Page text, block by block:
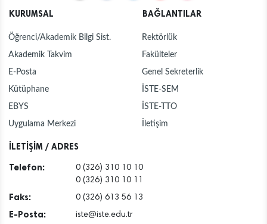
KURUMSAL
Öğrenci/Akademik Bilgi Sist.
Akademik Takvim
E-Posta
Kütüphane
EBYS
Uygulama Merkezi
BAĞLANTILAR
Rektörlük
Fakülteler
Genel Sekreterlik
İSTE-SEM
İSTE-TTO
İletişim
İLETİŞİM / ADRES
Telefon:
0 (326) 310 10 10
0 (326) 310 10 11
Faks: 0 (326) 613 56 13
E-Posta: iste@iste.edu.tr